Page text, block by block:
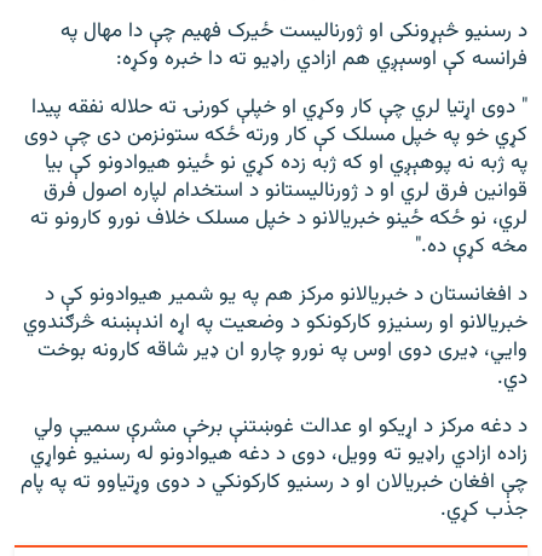
د رسنیو څېړونکی او ژورنالیست ځیرک فهیم چې دا مهال په
فرانسه کې اوسېږي هم ازادي راډیو ته دا خبره وکړه:
" دوی اړتیا لري چې کار وکړي او خپلې کورنۍ ته حلاله نفقه پیدا
کړي خو په خپل مسلک کې کار ورته ځکه ستونزمن دی چې دوی
په ژبه نه پوهېږي او که ژبه زده کړي نو ځینو هیوادونو کې بیا
قوانین فرق لري او د ژورنالیستانو د استخدام لپاره اصول فرق
لري، نو ځکه ځینو خبریالانو د خپل مسلک خلاف نورو کارونو ته
مخه کړې ده."
د افغانستان د خبریالانو مرکز هم په یو شمیر هیوادونو کې د
خبریالانو او رسنیزو کارکونکو د وضعیت په اړه اندېښنه څرګندوي
وايي، ډیری دوی اوس په نورو چارو ان ډیر شاقه کارونه بوخت
دي.
د دغه مرکز د اړیکو او عدالت غوښتنې برخې مشرې سمیې ولي
زاده ازادي راډیو ته وویل، دوی د دغه هیوادونو له رسنیو غواړي
چې افغان خبریالان او د رسنیو کارکونکي د دوی وړتیاوو ته په پام
جذب کړي.